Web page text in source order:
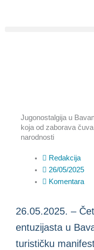
Jugonostalgija u
koja od zaborava
narodnosti
Redakcija
26/05/2025
Komentara
26.05.2025. –
entuzijasta u
turističku